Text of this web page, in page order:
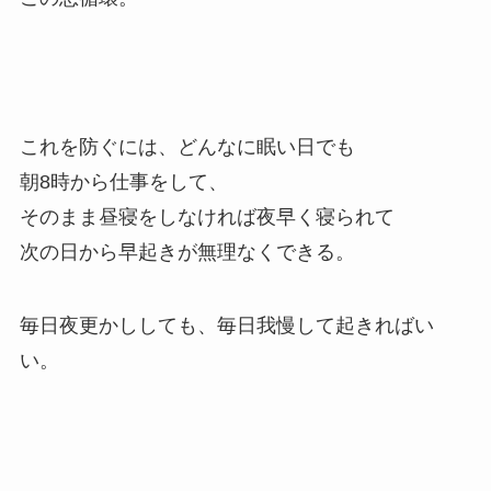
これを防ぐには、どんなに眠い日でも
朝8時から仕事をして、
そのまま昼寝をしなければ夜早く寝られて
次の日から早起きが無理なくできる。
毎日夜更かししても、毎日我慢して起きればい
い。